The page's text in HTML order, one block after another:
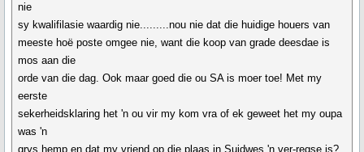
nie
sy kwalifilasie waardig nie.........nou nie dat die huidige houers van
meeste hoë poste omgee nie, want die koop van grade deesdae is
mos aan die
orde van die dag. Ook maar goed die ou SA is moer toe! Met my
eerste
sekerheidsklaring het 'n ou vir my kom vra of ek geweet het my oupa
was 'n
grys hemp en dat my vriend op die plaas in Suidwes 'n ver-regse is?